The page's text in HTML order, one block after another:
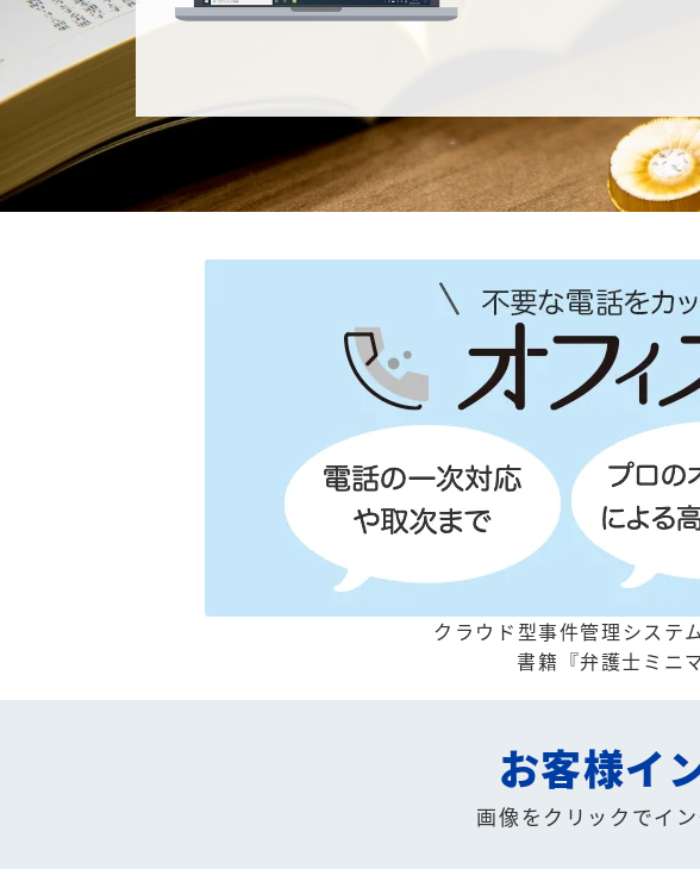
クラウド型事件管理システ
書籍『弁護士ミニ
お客様イ
画像をクリックでイ